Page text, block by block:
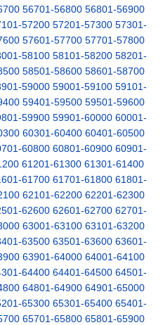
56701-56800 56801-56900
57200 57201-57300 57301-
57601-57700 57701-57800
58100 58101-58200 58201-
58501-58600 58601-58700
59000 59001-59100 59101-
59401-59500 59501-59600
59900 59901-60000 60001-
60301-60400 60401-60500
60800 60801-60900 60901-
61201-61300 61301-61400
61700 61701-61800 61801-
62101-62200 62201-62300
62600 62601-62700 62701-
63001-63100 63101-63200
63500 63501-63600 63601-
63901-64000 64001-64100
64400 64401-64500 64501-
64801-64900 64901-65000
65300 65301-65400 65401-
65701-65800 65801-65900